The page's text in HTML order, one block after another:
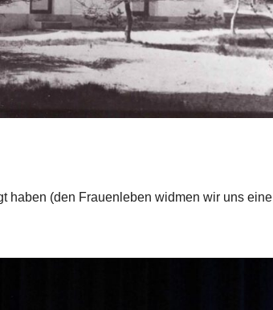
haben (den Frauenleben widmen wir uns eine